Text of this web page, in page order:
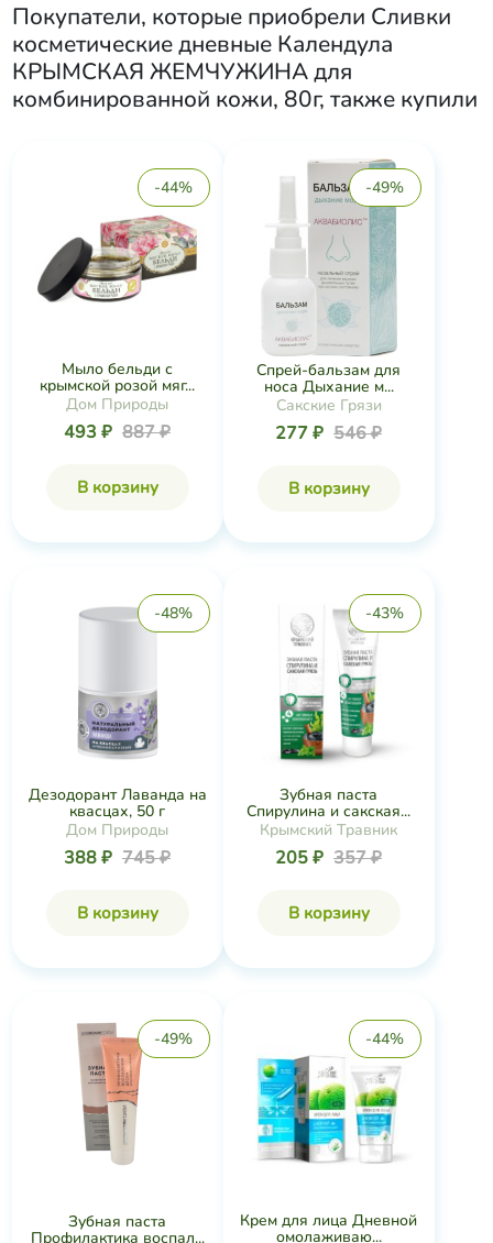
Покупатели, которые приобрели Сливки
косметические дневные Календула
КРЫМСКАЯ ЖЕМЧУЖИНА для
комбинированной кожи, 80г, также купили
-44%
Мыло бельди с
крымской розой мяг...
Дом Природы
493 ₽ 887 ₽
В корзину
-49%
Спрей-бальзам для
носа Дыхание м...
Сакские Грязи
277 ₽ 546 ₽
В корзину
-48%
Дезодорант Лаванда на
квасцах, 50 г
Дом Природы
388 ₽ 745 ₽
В корзину
-43%
Зубная паста
Спирулина и сакская...
Крымский Травник
205 ₽ 357 ₽
В корзину
-49%
Зубная паста
Профилактика воспал...
-44%
Крем для лица Дневной
омолаживаю...